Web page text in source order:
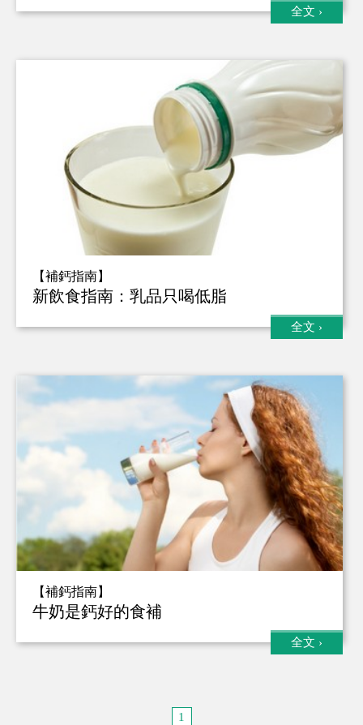
全文 ›
【補鈣指南】
新飲食指南：乳品只喝低脂
全文 ›
【補鈣指南】
牛奶是鈣好的食補
全文 ›
1